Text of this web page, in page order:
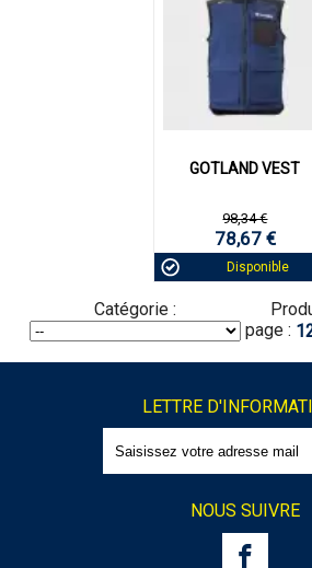
GOTLAND VEST
98,34 €
78,67 €
Disponible
Catégorie :
page :
LETTRE
NOUS SUIVRE